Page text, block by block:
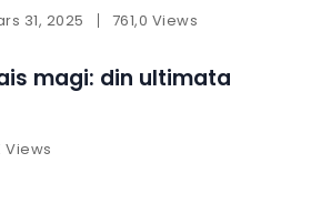
31, 2025 761,0 Views
magi: din ultimata
Views